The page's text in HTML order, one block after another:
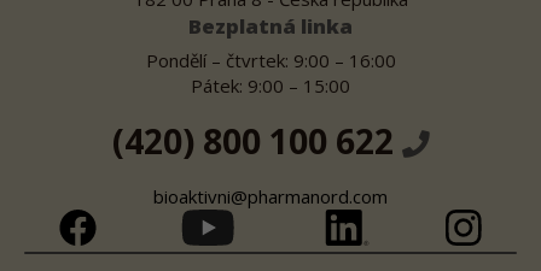
Bezplatná linka
Pondělí – čtvrtek: 9:00 – 16:00
Pátek: 9:00 – 15:00
(420) 800 100 622
bioaktivni@pharmanord.com